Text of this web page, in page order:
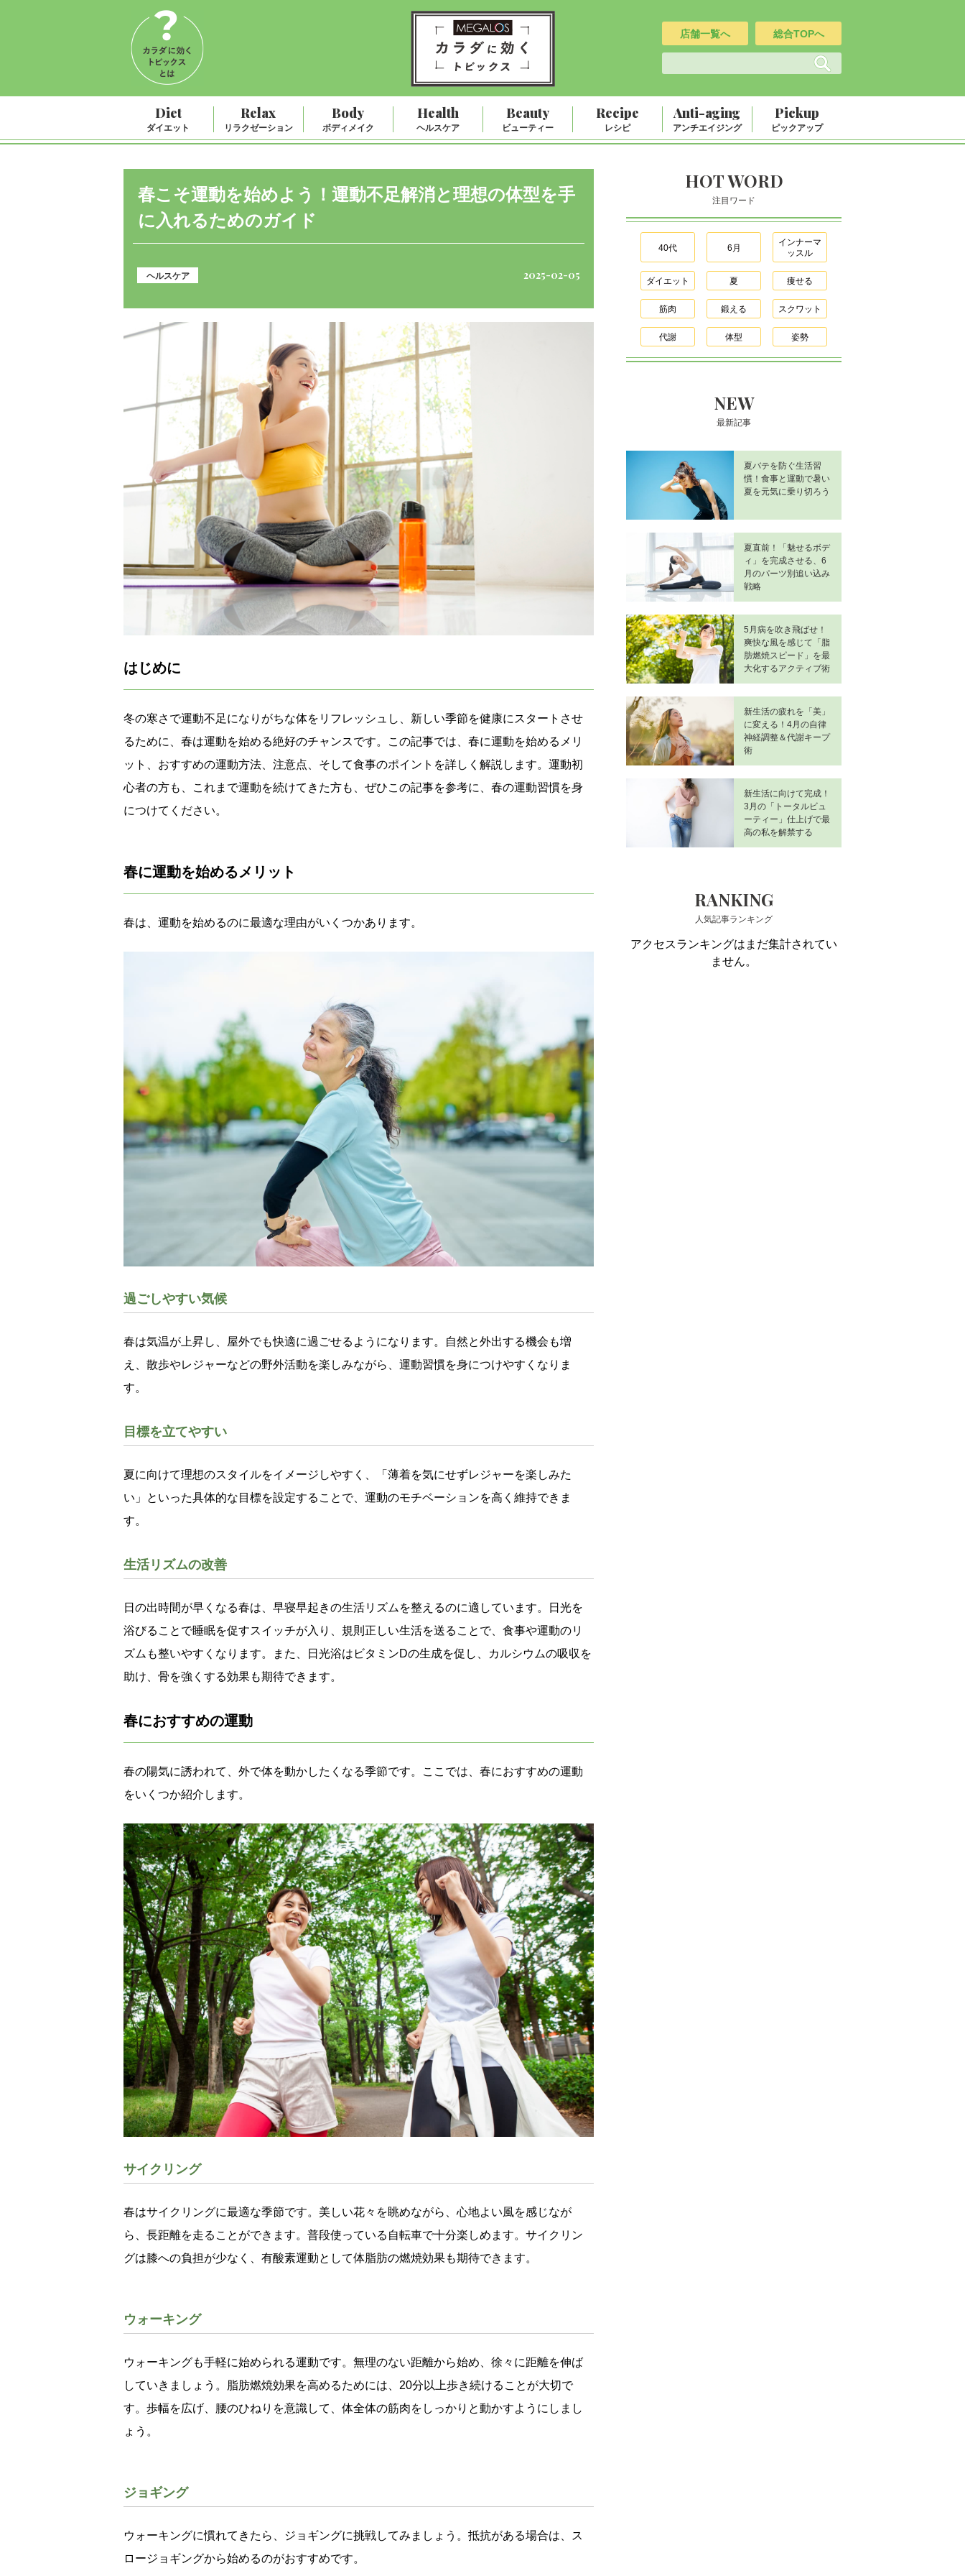
店舗一覧へ 総合TOPへ
Diet
ダイエット
Relax
リラクゼーション
Body
ボディメイク
Health
ヘルスケア
Beauty
ビューティー
Recipe
レシピ
Anti-aging
アンチエイジング
Pickup
ピックアップ
春こそ運動を始めよう！運動不足解消と理想の体型を手
に入れるためのガイド
ヘルスケア 2025-02-05
はじめに
冬の寒さで運動不足になりがちな体をリフレッシュし、新しい季節を健康にスタートさせ
るために、春は運動を始める絶好のチャンスです。この記事では、春に運動を始めるメリ
ット、おすすめの運動方法、注意点、そして食事のポイントを詳しく解説します。運動初
心者の方も、これまで運動を続けてきた方も、ぜひこの記事を参考に、春の運動習慣を身
につけてください。
春に運動を始めるメリット
春は、運動を始めるのに最適な理由がいくつかあります。
過ごしやすい気候
春は気温が上昇し、屋外でも快適に過ごせるようになります。自然と外出する機会も増
え、散歩やレジャーなどの野外活動を楽しみながら、運動習慣を身につけやすくなりま
す。
目標を立てやすい
夏に向けて理想のスタイルをイメージしやすく、「薄着を気にせずレジャーを楽しみた
い」といった具体的な目標を設定することで、運動のモチベーションを高く維持できま
す。
生活リズムの改善
日の出時間が早くなる春は、早寝早起きの生活リズムを整えるのに適しています。日光を
浴びることで睡眠を促すスイッチが入り、規則正しい生活を送ることで、食事や運動のリ
ズムも整いやすくなります。また、日光浴はビタミンDの生成を促し、カルシウムの吸収を
助け、骨を強くする効果も期待できます。
春におすすめの運動
春の陽気に誘われて、外で体を動かしたくなる季節です。ここでは、春におすすめの運動
をいくつか紹介します。
サイクリング
春はサイクリングに最適な季節です。美しい花々を眺めながら、心地よい風を感じなが
ら、長距離を走ることができます。普段使っている自転車で十分楽しめます。サイクリン
グは膝への負担が少なく、有酸素運動として体脂肪の燃焼効果も期待できます。
ウォーキング
ウォーキングも手軽に始められる運動です。無理のない距離から始め、徐々に距離を伸ば
していきましょう。脂肪燃焼効果を高めるためには、20分以上歩き続けることが大切で
す。歩幅を広げ、腰のひねりを意識して、体全体の筋肉をしっかりと動かすようにしまし
ょう。
ジョギング
ウォーキングに慣れてきたら、ジョギングに挑戦してみましょう。抵抗がある場合は、ス
ロージョギングから始めるのがおすすめです。
HOT WORD
注目ワード
40代 6月
インナーマ
ッスル
ダイエット 夏 痩せる
筋肉 鍛える スクワット
代謝 体型 姿勢
NEW
最新記事
夏バテを防ぐ生活習
慣！食事と運動で暑い
夏を元気に乗り切ろう
夏直前！「魅せるボデ
ィ」を完成させる、6
月のパーツ別追い込み
戦略
5月病を吹き飛ばせ！
爽快な風を感じて「脂
肪燃焼スピード」を最
大化するアクティブ術
新生活の疲れを「美」
に変える！4月の自律
神経調整＆代謝キープ
術
新生活に向けて完成！
3月の「トータルビュ
ーティー」仕上げで最
高の私を解禁する
RANKING
人気記事ランキング
アクセスランキングはまだ集計されてい
ません。